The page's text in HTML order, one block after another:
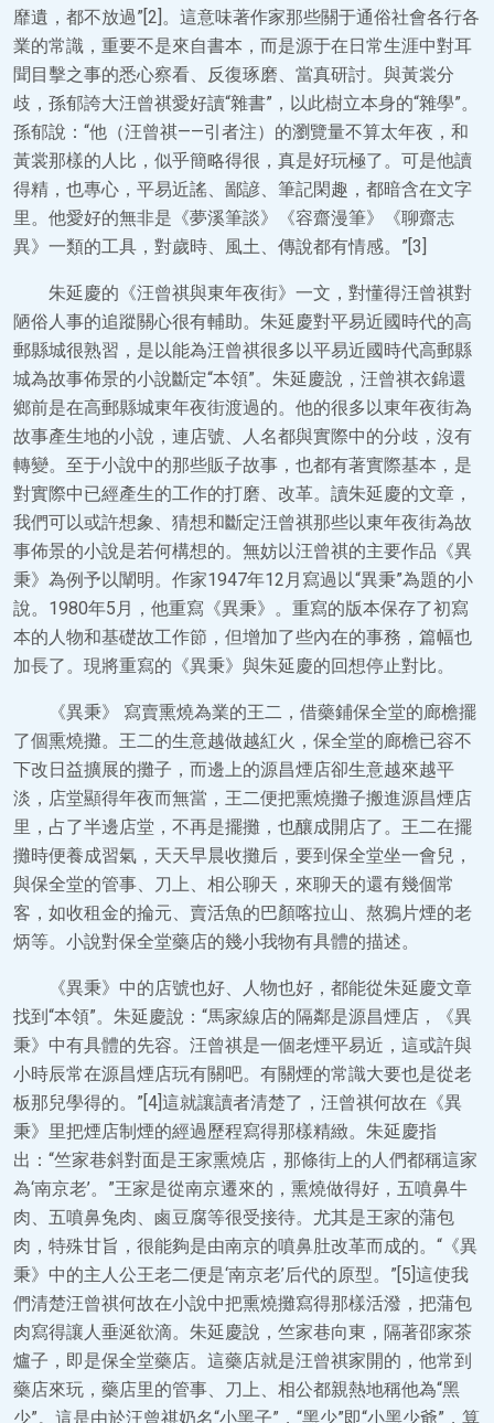
靡遺，都不放過”[2]。這意味著作家那些關于通俗社會各行各
業的常識，重要不是來自書本，而是源于在日常生涯中對耳
聞目擊之事的悉心察看、反復琢磨、當真研討。與黃裳分
歧，孫郁誇大汪曾祺愛好讀“雜書”，以此樹立本身的“雜學”。
孫郁說：“他（汪曾祺——引者注）的瀏覽量不算太年夜，和
黃裳那樣的人比，似乎簡略得很，真是好玩極了。可是他讀
得精，也專心，平易近謠、鄙諺、筆記閑趣，都暗含在文字
里。他愛好的無非是《夢溪筆談》《容齋漫筆》《聊齋志
異》一類的工具，對歲時、風土、傳說都有情感。”[3]
朱延慶的《汪曾祺與東年夜街》一文，對懂得汪曾祺對
陋俗人事的追蹤關心很有輔助。朱延慶對平易近國時代的高
郵縣城很熟習，是以能為汪曾祺很多以平易近國時代高郵縣
城為故事佈景的小說斷定“本領”。朱延慶說，汪曾祺衣錦還
鄉前是在高郵縣城東年夜街渡過的。他的很多以東年夜街為
故事產生地的小說，連店號、人名都與實際中的分歧，沒有
轉變。至于小說中的那些販子故事，也都有著實際基本，是
對實際中已經產生的工作的打磨、改革。讀朱延慶的文章，
我們可以或許想象、猜想和斷定汪曾祺那些以東年夜街為故
事佈景的小說是若何構想的。無妨以汪曾祺的主要作品《異
秉》為例予以闡明。作家1947年12月寫過以“異秉”為題的小
說。1980年5月，他重寫《異秉》。重寫的版本保存了初寫
本的人物和基礎故工作節，但增加了些內在的事務，篇幅也
加長了。現將重寫的《異秉》與朱延慶的回想停止對比。
《異秉》 寫賣熏燒為業的王二，借藥鋪保全堂的廊檐擺
了個熏燒攤。王二的生意越做越紅火，保全堂的廊檐已容不
下改日益擴展的攤子，而邊上的源昌煙店卻生意越來越平
淡，店堂顯得年夜而無當，王二便把熏燒攤子搬進源昌煙店
里，占了半邊店堂，不再是擺攤，也釀成開店了。王二在擺
攤時便養成習氣，天天早晨收攤后，要到保全堂坐一會兒，
與保全堂的管事、刀上、相公聊天，來聊天的還有幾個常
客，如收租金的掄元、賣活魚的巴顏喀拉山、熬鴉片煙的老
炳等。小說對保全堂藥店的幾小我物有具體的描述。
《異秉》中的店號也好、人物也好，都能從朱延慶文章
找到“本領”。朱延慶說：“馬家線店的隔鄰是源昌煙店，《異
秉》中有具體的先容。汪曾祺是一個老煙平易近，這或許與
小時辰常在源昌煙店玩有關吧。有關煙的常識大要也是從老
板那兒學得的。”[4]這就讓讀者清楚了，汪曾祺何故在《異
秉》里把煙店制煙的經過歷程寫得那樣精緻。朱延慶指
出：“竺家巷斜對面是王家熏燒店，那條街上的人們都稱這家
為‘南京老’。”王家是從南京遷來的，熏燒做得好，五噴鼻牛
肉、五噴鼻兔肉、鹵豆腐等很受接待。尤其是王家的蒲包
肉，特殊甘旨，很能夠是由南京的噴鼻肚改革而成的。“《異
秉》中的主人公王老二便是‘南京老’后代的原型。”[5]這使我
們清楚汪曾祺何故在小說中把熏燒攤寫得那樣活潑，把蒲包
肉寫得讓人垂涎欲滴。朱延慶說，竺家巷向東，隔著邵家茶
爐子，即是保全堂藥店。這藥店就是汪曾祺家開的，他常到
藥店來玩，藥店里的管事、刀上、相公都親熱地稱他為“黑
少”。這是由於汪曾祺奶名“小黑子”，“黑少”即“小黑少爺”，算